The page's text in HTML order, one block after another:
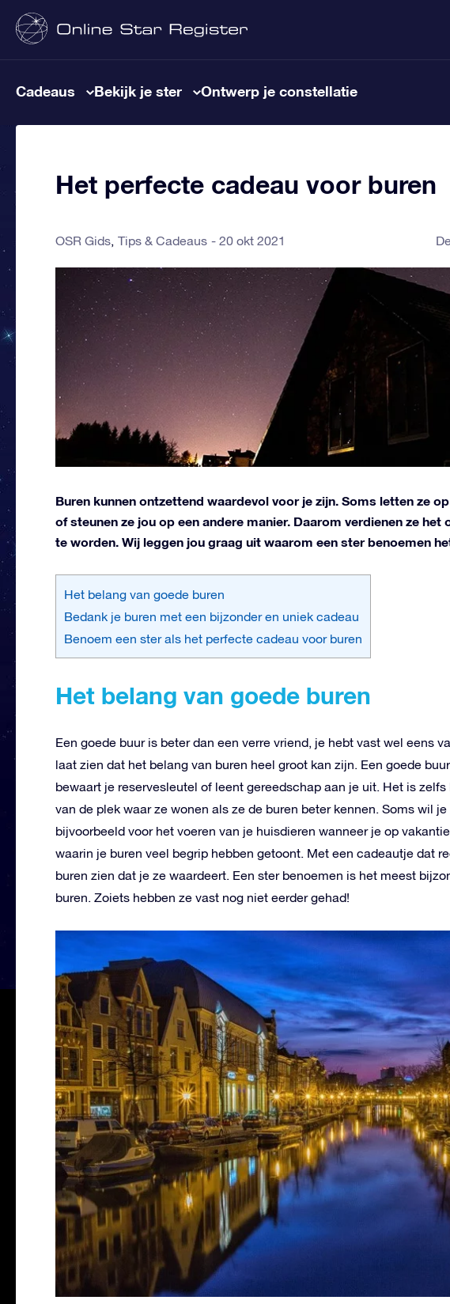
Cadeaus Bekijk je ster Ontwerp je constellatie
Het perfecte cadeau voor buren
OSR Gids Tips & Cadeaus 20 okt 2021
Buren kunnen ontzettend waardevol voor je zijn. Soms letten ze
of steunen ze jou op een andere manier. Daarom verdienen ze
te worden. Wij leggen jou graag uit waarom een ster benoemen
Het belang van goede buren
Bedank je buren met een bijzonder en uniek cadeau
Benoem een ster als het perfecte cadeau voor buren
Het belang van goede buren
Een goede buur is beter dan een verre vriend, je hebt vast wel eens
laat zien dat het belang van buren heel groot kan zijn. Een goede
bewaart je reservesleutel of leent gereedschap aan je uit. Het is
van de plek waar ze wonen als ze de buren beter kennen. Soms wil
bijvoorbeeld voor het voeren van je huisdieren wanneer je op
waarin je buren veel begrip hebben getoont. Met een cadeautje dat
buren zien dat je ze waardeert. Een ster benoemen is het meest
buren. Zoiets hebben ze vast nog niet eerder gehad!